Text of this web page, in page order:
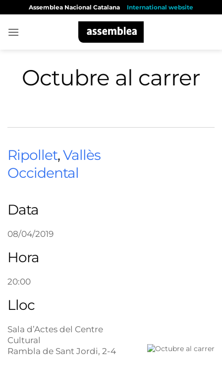
content
Assemblea Nacional Catalana International website
Octubre al carrer
Ripollet,Vallès
Occidental
Data
08/04/2019
Hora
20:00
Lloc
Sala d’Actes del Centre
Cultural
Rambla de Sant Jordi, 2-4